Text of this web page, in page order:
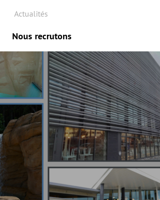
Actualités
Nous recrutons